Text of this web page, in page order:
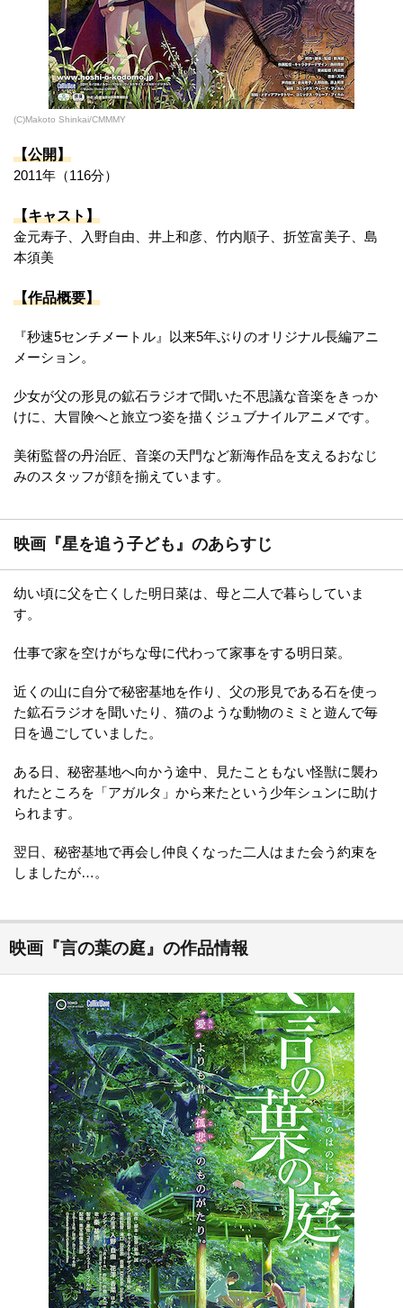
(C)Makoto Shinkai/CMMMY
【公開】
2011年（116分）
【キャスト】
金元寿子、入野自由、井上和彦、竹内順子、折笠富美子、島
本須美
【作品概要】
『秒速5センチメートル』以来5年ぶりのオリジナル長編アニ
メーション。
少女が父の形見の鉱石ラジオで聞いた不思議な音楽をきっか
けに、大冒険へと旅立つ姿を描くジュブナイルアニメです。
美術監督の丹治匠、音楽の天門など新海作品を支えるおなじ
みのスタッフが顔を揃えています。
映画『星を追う子ども』のあらすじ
幼い頃に父を亡くした明日菜は、母と二人で暮らしていま
す。
仕事で家を空けがちな母に代わって家事をする明日菜。
近くの山に自分で秘密基地を作り、父の形見である石を使っ
た鉱石ラジオを聞いたり、猫のような動物のミミと遊んで毎
日を過ごしていました。
ある日、秘密基地へ向かう途中、見たこともない怪獣に襲わ
れたところを「アガルタ」から来たという少年シュンに助け
られます。
翌日、秘密基地で再会し仲良くなった二人はまた会う約束を
しましたが…。
映画『言の葉の庭』の作品情報